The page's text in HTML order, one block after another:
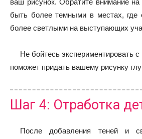
ваш рисунок. Обратите внимание
быть более темными в местах, где
более светлыми на выступающих
Не бойтесь экспериментировать
поможет придать вашему рисунку
Шаг 4: Отработка
После добавления теней и